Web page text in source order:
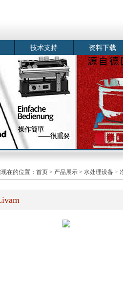
技术支持 资料下载
在的位置： 首页 > 产品展示 > 水处理设备 >